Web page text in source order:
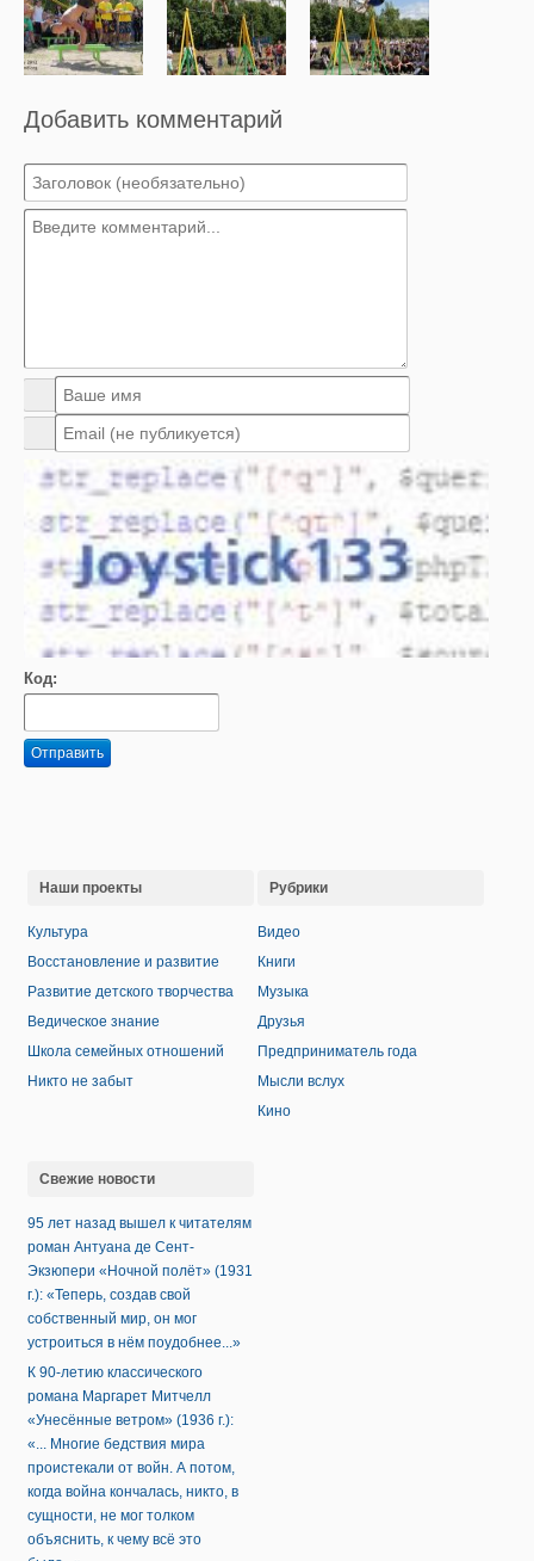
Добавить комментарий
Код:
Отправить
Наши проекты
Культура
Восстановление и развитие
Развитие детского творчества
Ведическое знание
Школа семейных отношений
Никто не забыт
Рубрики
Видео
Книги
Музыка
Друзья
Предприниматель года
Мысли вслух
Кино
Свежие новости
95 лет назад вышел к читателям
роман Антуана де Сент-
Экзюпери «Ночной полёт» (1931
г.): «Теперь, создав свой
собственный мир, он мог
устроиться в нём поудобнее...»
К 90-летию классического
романа Маргарет Митчелл
«Унесённые ветром» (1936 г.):
«... Многие бедствия мира
проистекали от войн. А потом,
когда война кончалась, никто, в
сущности, не мог толком
объяснить, к чему всё это